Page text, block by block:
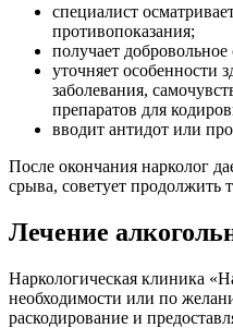
специалист
противопоказания;
получает
уточняет особенности
заболевания,
препаратов для
вводит антидот или
После окончания нарколог
срыва, советует продолжить
Лечение
Наркологическая клиника
необходимости или по
раскодирование и